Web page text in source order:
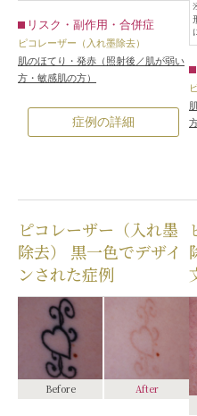
リスク・副作用・合併症
ピコレーザー（入れ墨除去）
肌のほてり・発赤（照射後／肌が弱い
方・敏感肌の方）
症例の詳細
ピコレーザー（入れ墨
除去） 黒一色でデザイ
ンされた症例
Before After